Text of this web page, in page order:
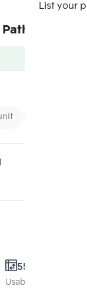
List your
55 Sq.m.
Usable area